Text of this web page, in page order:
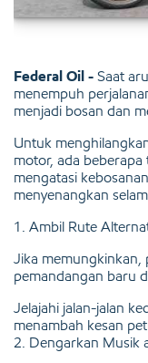
Federal Oil - Saat
menempuh
menjadi bosan dan
Untuk
motor, ada
mengatasi
menyenangkan
1. Ambil Rute
Jika memungkinkan,
pemandangan baru
Jelajahi jalan-jalan
menambah kesan
2. Dengarkan Musik